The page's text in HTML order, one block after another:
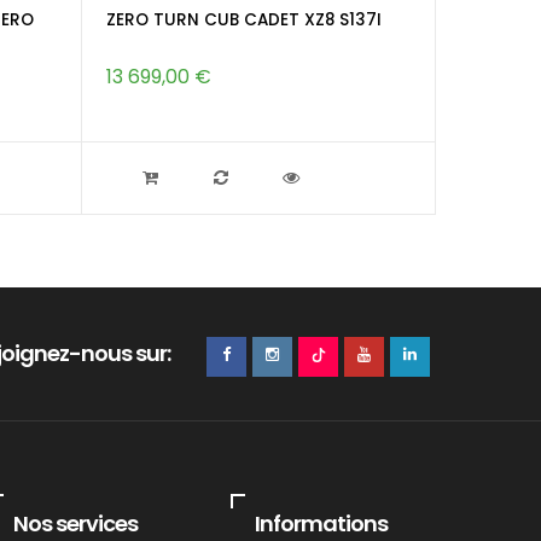
ZERO TURN CUB CADET XZ8 S137I
13 699,00 €
nous sur:
Nos services Informations